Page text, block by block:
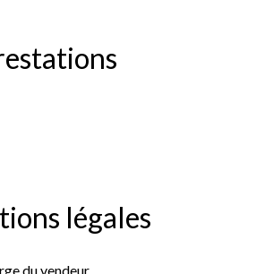
légales
du vendeur